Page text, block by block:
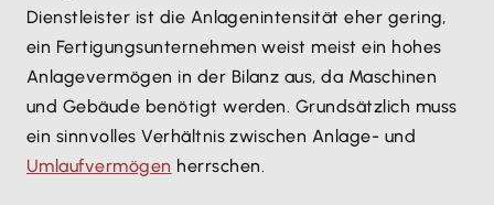
Dienstleister ist die Anlagenintensität eher gering,
ein Fertigungsunternehmen weist meist ein hohes
Anlagevermögen in der Bilanz aus, da Maschinen
und Gebäude benötigt werden. Grundsätzlich muss
ein sinnvolles Verhältnis zwischen Anlage- und
Umlaufvermögen herrschen.